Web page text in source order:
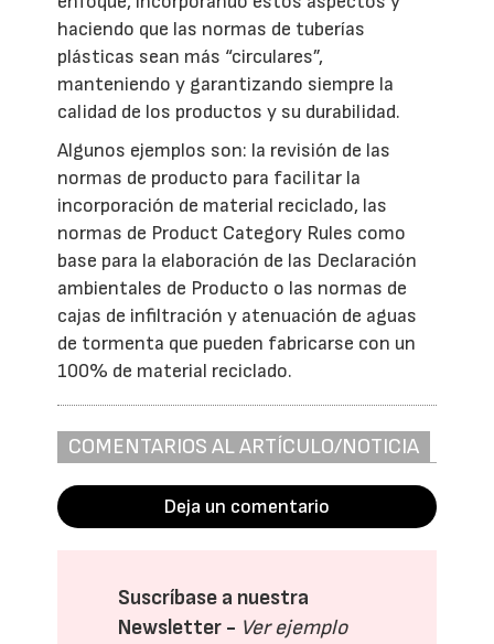
haciendo que las normas de tuberías
plásticas sean más “circulares”,
manteniendo y garantizando siempre la
calidad de los productos y su durabilidad.
Algunos ejemplos son: la revisión de las
normas de producto para facilitar la
incorporación de material reciclado, las
normas de Product Category Rules como
base para la elaboración de las Declaración
ambientales de Producto o las normas de
cajas de infiltración y atenuación de aguas
de tormenta que pueden fabricarse con un
100% de material reciclado.
COMENTARIOS AL ARTÍCULO/NOTICIA
Deja un comentario
Suscríbase a nuestra
Newsletter - Ver ejemplo